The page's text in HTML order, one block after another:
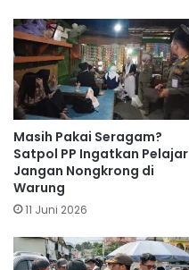
Masih Pakai Seragam?
Satpol PP Ingatkan Pelajar
Jangan Nongkrong di
Warung
11 Juni 2026